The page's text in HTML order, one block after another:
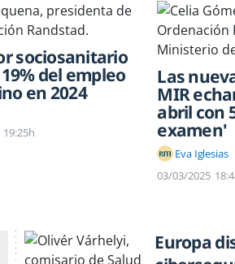
sociosanitario
del empleo
en 2024
19:25h
Las
MIR
abril con
examen'
Eva Iglesias
03/03/2025
Europa